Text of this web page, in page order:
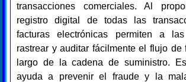
transacciones comerciales. Al
registro digital de todas las
facturas electrónicas permiten a
rastrear y auditar fácilmente el flujo de
largo de la cadena de suministro.
ayuda a prevenir el fraude y la